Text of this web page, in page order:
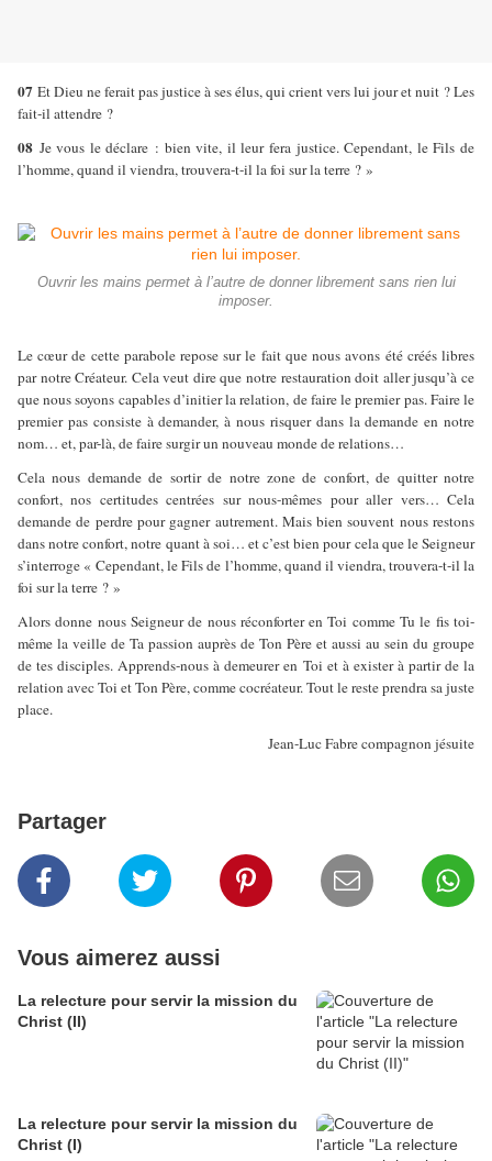
07 Et Dieu ne ferait pas justice à ses élus, qui crient vers lui jour et nuit ? Les
fait-il attendre ?
08 Je vous le déclare : bien vite, il leur fera justice. Cependant, le Fils de
l’homme, quand il viendra, trouvera-t-il la foi sur la terre ? »
Ouvrir les mains permet à l’autre de donner librement sans rien lui
imposer.
Le cœur de cette parabole repose sur le fait que nous avons été créés libres
par notre Créateur. Cela veut dire que notre restauration doit aller jusqu’à ce
que nous soyons capables d’initier la relation, de faire le premier pas. Faire le
premier pas consiste à demander, à nous risquer dans la demande en notre
nom… et, par-là, de faire surgir un nouveau monde de relations…
Cela nous demande de sortir de notre zone de confort, de quitter notre
confort, nos certitudes centrées sur nous-mêmes pour aller vers… Cela
demande de perdre pour gagner autrement. Mais bien souvent nous restons
dans notre confort, notre quant à soi… et c’est bien pour cela que le Seigneur
s’interroge « Cependant, le Fils de l’homme, quand il viendra, trouvera-t-il la
foi sur la terre ? »
Alors donne nous Seigneur de nous réconforter en Toi comme Tu le fis toi-
même la veille de Ta passion auprès de Ton Père et aussi au sein du groupe
de tes disciples. Apprends-nous à demeurer en Toi et à exister à partir de la
relation avec Toi et Ton Père, comme cocréateur. Tout le reste prendra sa juste
place.
Jean-Luc Fabre compagnon jésuite
Partager
Vous aimerez aussi
La relecture pour servir la mission du
Christ (II)
La relecture pour servir la mission du
Christ (I)